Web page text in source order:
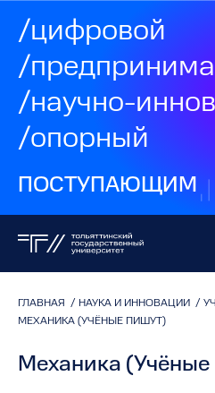
/цифровой
/
/научно-
/опорный
ПОСТУПАЮЩИМ
ГЛАВНАЯ / НАУКА И ИННОВАЦИИ /
МЕХАНИКА (УЧЁНЫЕ ПИШУТ)
Механика